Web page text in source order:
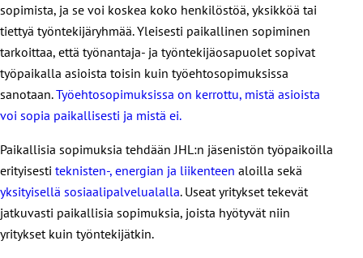
sopimista, ja se voi koskea koko henkilöstöä, yksikköä tai
tiettyä työntekijäryhmää. Yleisesti paikallinen sopiminen
tarkoittaa, että työnantaja- ja työntekijäosapuolet sopivat
työpaikalla asioista toisin kuin työehtosopimuksissa
sanotaan.Työehtosopimuksissa on kerrottu, mistä asioista
voi sopia paikallisesti ja mistä ei.
Paikallisia sopimuksia tehdään JHL:n jäsenistön työpaikoilla
erityisesti teknisten-, energian ja liikenteen aloilla sekä
yksityisellä sosiaalipalvelualalla. Useat yritykset tekevät
jatkuvasti paikallisia sopimuksia, joista hyötyvät niin
yritykset kuin työntekijätkin.